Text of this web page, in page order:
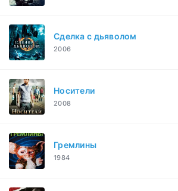
Сделка с дьяволом
2006
Носители
2008
Гремлины
1984